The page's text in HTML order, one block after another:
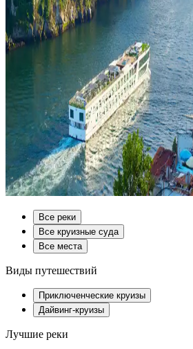
Все реки
Все круизные суда
Все места
Виды путешествий
Приключенческие круизы
Дайвинг-круизы
Лучшие реки